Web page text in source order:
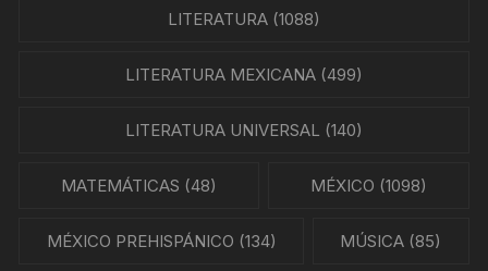
LITERATURA(1088)
LITERATURA MEXICANA(499)
LITERATURA UNIVERSAL (140)
MATEMÁTICAS (48) MÉXICO (1098)
MÉXICO PREHISPÁNICO (134) MÚSICA (85)